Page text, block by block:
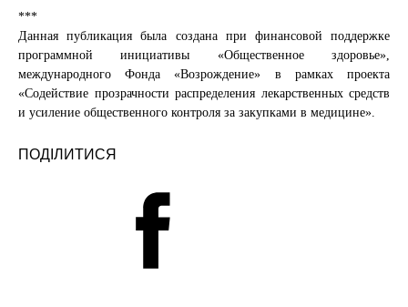
***
Данная публикация была создана при финансовой поддержке
программной инициативы «Общественное здоровье»,
международного Фонда «Возрождение» в рамках проекта
«Содействие прозрачности распределения лекарственных средств
и усиление общественного контроля за закупками в медицине».
ПОДІЛИТИСЯ